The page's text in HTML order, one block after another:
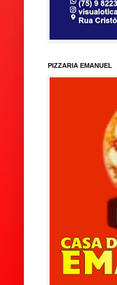
PIZZARIA EMANUEL